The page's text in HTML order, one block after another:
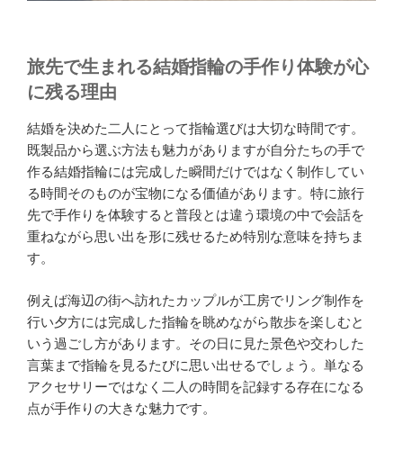
旅先で生まれる結婚指輪の手作り体験が心
に残る理由
結婚を決めた二人にとって指輪選びは大切な時間です。
既製品から選ぶ方法も魅力がありますが自分たちの手で
作る結婚指輪には完成した瞬間だけではなく制作してい
る時間そのものが宝物になる価値があります。特に旅行
先で手作りを体験すると普段とは違う環境の中で会話を
重ねながら思い出を形に残せるため特別な意味を持ちま
す。
例えば海辺の街へ訪れたカップルが工房でリング制作を
行い夕方には完成した指輪を眺めながら散歩を楽しむと
いう過ごし方があります。その日に見た景色や交わした
言葉まで指輪を見るたびに思い出せるでしょう。単なる
アクセサリーではなく二人の時間を記録する存在になる
点が手作りの大きな魅力です。